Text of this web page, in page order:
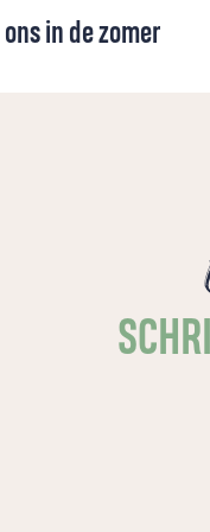
in de zomer
die nieuwe